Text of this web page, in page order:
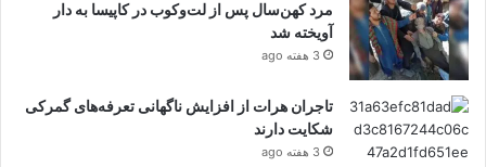
مرد کهن‌سال پس از لت‌وکوب در کاپیسا به دار
آویخته شد
3 هفته ago
تاجران هرات از افزایش ناگهانی تعرفه‌های گمرکی
شکایت دارند
3 هفته ago